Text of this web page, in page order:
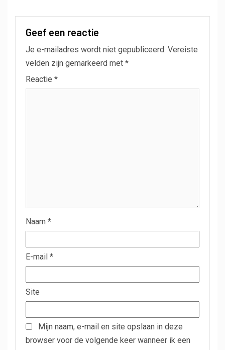
Geef een reactie
Je e-mailadres wordt niet gepubliceerd. Vereiste
velden zijn gemarkeerd met *
Reactie *
Naam *
E-mail *
Site
Mijn naam, e-mail en site opslaan in deze
browser voor de volgende keer wanneer ik een